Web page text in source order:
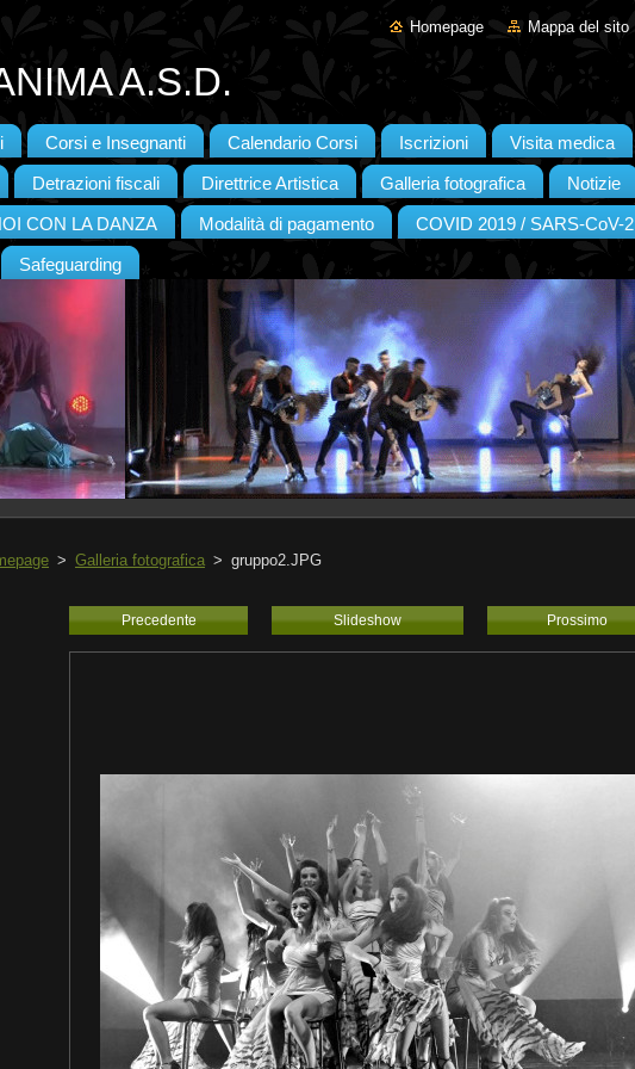
Homepage Mappa del sito
A.S.D.
Corsi e Insegnanti Calendario Corsi Iscrizioni Visita medica
Detrazioni fiscali Direttrice Artistica Galleria fotografica Notizie
CON LA DANZA Modalità di pagamento COVID 2019 / SARS-CoV-2
Safeguarding
> Galleria fotografica > gruppo2.JPG
Precedente Slideshow Prossimo